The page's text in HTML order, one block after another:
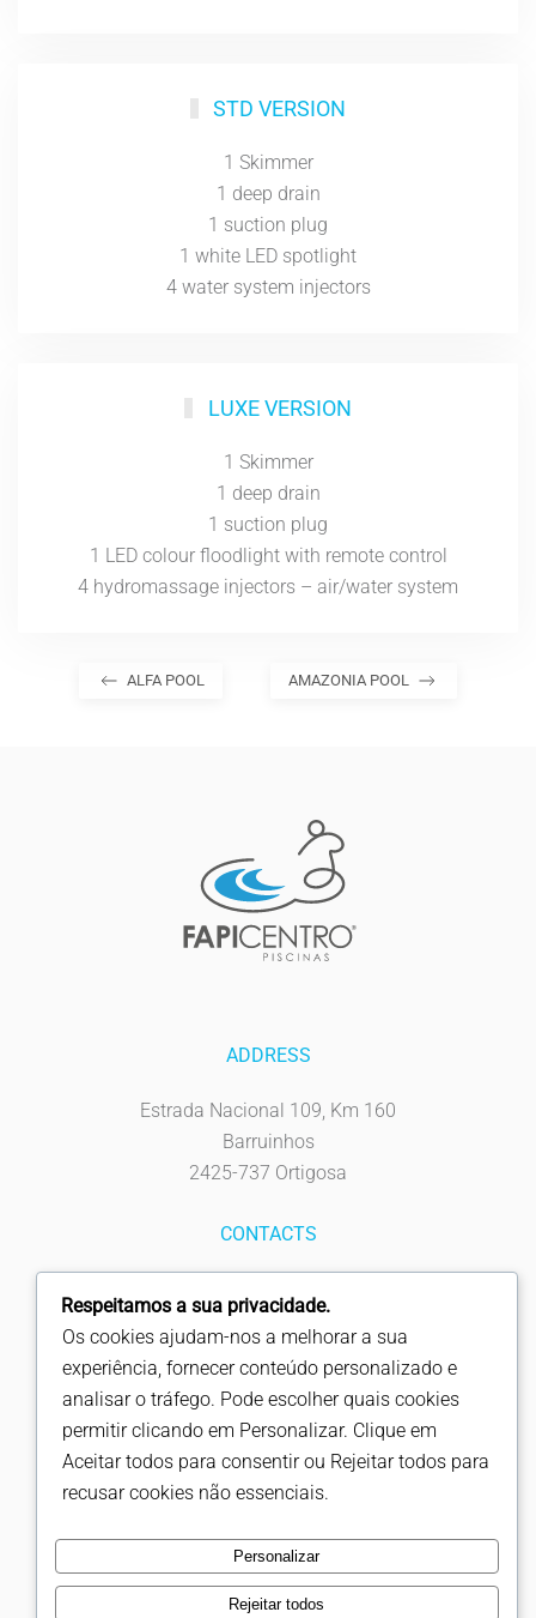
STD VERSION
1 Skimmer
1 deep drain
1 suction plug
1 white LED spotlight
4 water system injectors
LUXE VERSION
1 Skimmer
1 deep drain
1 suction plug
1 LED colour floodlight with remote control
4 hydromassage injectors – air/water system
ALFA POOL AMAZONIA POOL
ADDRESS
Estrada Nacional 109, Km 160
Barruinhos
2425-737 Ortigosa
CONTACTS
Fax: 244 619 939
info@fapicentro.pt
FOLLOW US
Respeitamos a sua privacidade.
Os cookies ajudam-nos a melhorar a sua
experiência, fornecer conteúdo personalizado e
analisar o tráfego. Pode escolher quais cookies
permitir clicando em Personalizar. Clique em
Aceitar todos para consentir ou Rejeitar todos para
recusar cookies não essenciais.
Personalizar
Rejeitar todos